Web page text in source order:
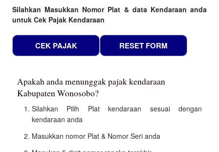
Silahkan Masukkan Nomor Plat & data Kendaraan anda
untuk Cek Pajak Kendaraan
Apakah anda menunggak pajak kendaraan
Kabupaten Wonosobo?
Silahkan Pilih Plat kendaraan sesuai dengan
kendaraan anda
Masukkan nomor Plat & Nomor Seri anda